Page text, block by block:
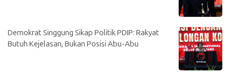
Demokrat Singgung Sikap Politik PDIP: Rakyat
Butuh Kejelasan, Bukan Posisi Abu-Abu